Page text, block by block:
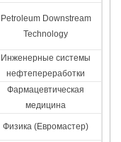
Petroleum Downstream
Technology
Инженерные системы
нефтепереработки
Фармацевтическая
медицина
Физика (Евромастер)